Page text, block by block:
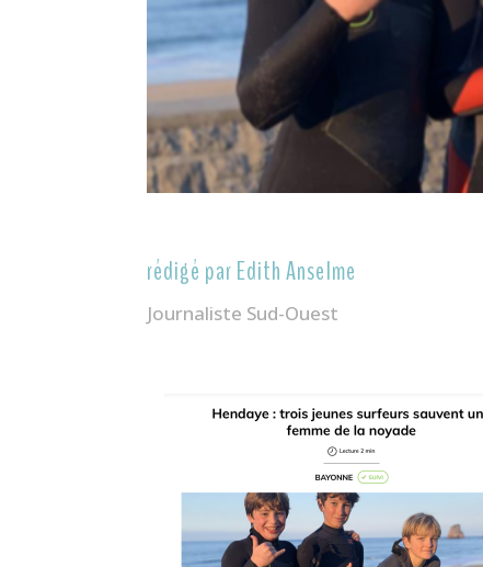
rédigé par Edith Anselme
Journaliste Sud-Ouest